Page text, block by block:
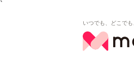
`
いつでも、どこで